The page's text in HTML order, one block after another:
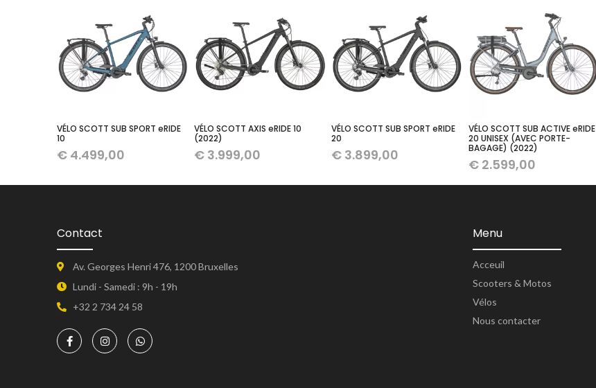
VÉLO SCOTT SUB SPORT eRIDE
10
€ 4.499,00
VÉLO SCOTT AXIS eRIDE 10
(2022)
€ 3.999,00
VÉLO SCOTT SUB SPORT eRIDE
20
€ 3.899,00
VÉLO SCOTT SUB ACTIVE eRIDE
20 UNISEX (AVEC PORTE-
BAGAGE) (2022)
€ 2.599,00
Contact
Av. Georges Henri 476, 1200 Bruxelles
Lundi - Samedi : 9h - 19h
+32 2 734 24 58
Menu
Acceuil
Scooters & Motos
Vélos
Nous contacter